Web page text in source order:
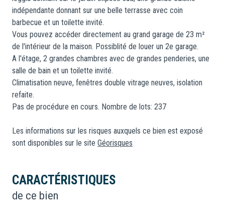
indépendante donnant sur une belle terrasse avec coin
barbecue et un toilette invité.
Vous pouvez accéder directement au grand garage de 23 m²
de l'intérieur de la maison. Possiblité de louer un 2e garage.
A l'étage, 2 grandes chambres avec de grandes penderies, une
salle de bain et un toilette invité.
Climatisation neuve, fenêtres double vitrage neuves, isolation
refaite.
Pas de procédure en cours. Nombre de lots: 237
Les informations sur les risques auxquels ce bien est exposé
sont disponibles sur le site Géorisques
CARACTÉRISTIQUES
de ce bien